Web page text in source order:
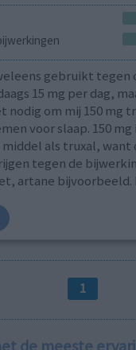
gebruikt tegen
15 mg per dag,
nodig om mij 150 mg
voor slaap. 150
middel als truxal,
tegen de
artane bijvoorbeeld.
1